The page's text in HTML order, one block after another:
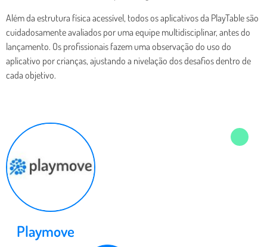
Além da estrutura física acessível, todos os aplicativos da PlayTable são
cuidadosamente avaliados por uma equipe multidisciplinar, antes do
lançamento. Os profissionais fazem uma observação do uso do
aplicativo por crianças, ajustando a nivelação dos desafios dentro de
cada objetivo.
Playmove